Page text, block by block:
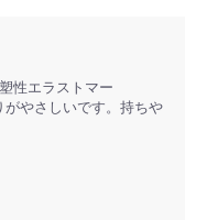
性エラストマー
やさしいです。持ちや